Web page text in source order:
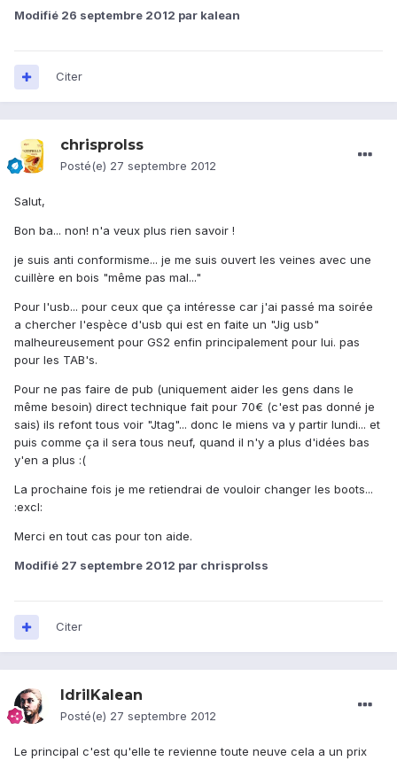
Modifié 26 septembre 2012 par kalean
Citer
chrisprolss
Posté(e) 27 septembre 2012
Salut,
Bon ba... non! n'a veux plus rien savoir !
je suis anti conformisme... je me suis ouvert les veines avec une
cuillère en bois "même pas mal..."
Pour l'usb... pour ceux que ça intéresse car j'ai passé ma soirée
a chercher l'espèce d'usb qui est en faite un "Jig usb"
malheureusement pour GS2 enfin principalement pour lui. pas
pour les TAB's.
Pour ne pas faire de pub (uniquement aider les gens dans le
même besoin) direct technique fait pour 70€ (c'est pas donné je
sais) ils refont tous voir "Jtag"... donc le miens va y partir lundi... et
puis comme ça il sera tous neuf, quand il n'y a plus d'idées bas
y'en a plus :(
La prochaine fois je me retiendrai de vouloir changer les boots...
:excl:
Merci en tout cas pour ton aide.
Modifié 27 septembre 2012 par chrisprolss
Citer
IdrilKalean
Posté(e) 27 septembre 2012
Le principal c'est qu'elle te revienne toute neuve cela a un prix